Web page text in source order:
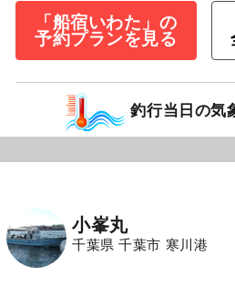
「船宿いわた」の
予約プランを見る
釣行当日の気
小峯丸
千葉県 千葉市 寒川港